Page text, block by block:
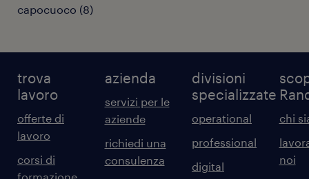
capocuoco (8)
trova
lavoro
offerte di
lavoro
corsi di
azienda
servizi per le
aziende
richiedi una
consulenza
divisioni
specializzate
operational
professional
digital
chi
noi